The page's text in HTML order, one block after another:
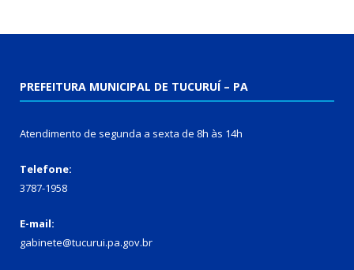
PREFEITURA MUNICIPAL DE TUCURUÍ – PA
Atendimento de segunda a sexta de 8h às 14h
Telefone:
3787-1958
E-mail:
gabinete@tucurui.pa.gov.br